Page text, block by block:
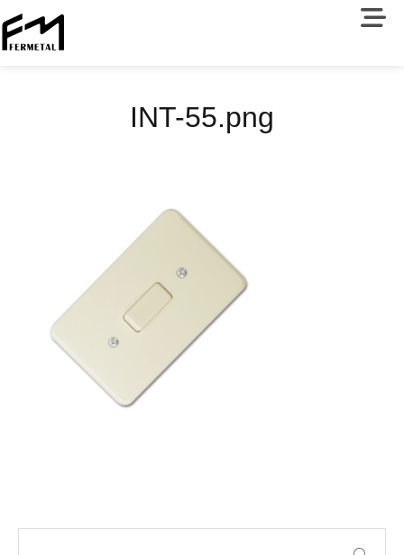
INT-55.png